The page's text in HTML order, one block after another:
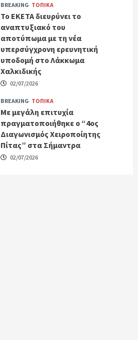
BREAKING ΤΟΠΙΚΑ
Το ΕΚΕΤΑ διευρύνει το
αναπτυξιακό του
αποτύπωμα με τη νέα
υπερσύγχρονη ερευνητική
υποδομή στο Λάκκωμα
Χαλκιδικής
02/07/2026
BREAKING ΤΟΠΙΚΑ
Με μεγάλη επιτυχία
πραγματοποιήθηκε ο “4ος
Διαγωνισμός Χειροποίητης
Πίτας” στα Σήμαντρα
02/07/2026